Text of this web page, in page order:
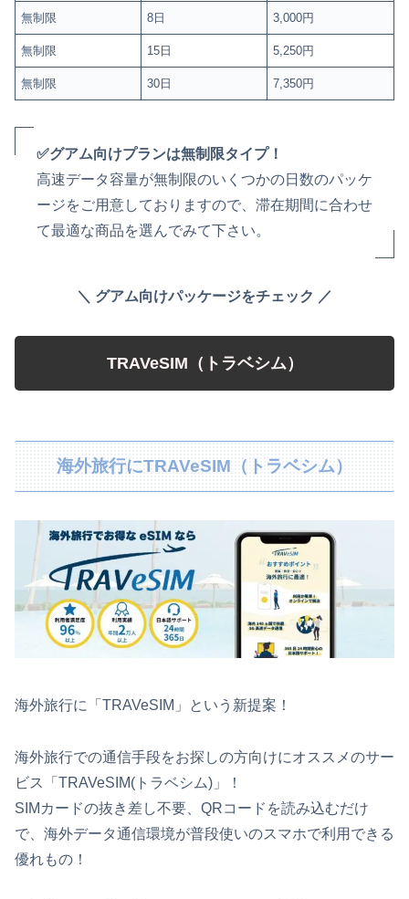
無制限 8日 3,000円
無制限 15日 5,250円
無制限 30日 7,350円
✅グアム向けプランは無制限タイプ！
高速データ容量が無制限のいくつかの日数のパッケ
ージをご用意しておりますので、滞在期間に合わせ
て最適な商品を選んでみて下さい。
＼ グアム向けパッケージをチェック ／
TRAVeSIM（トラベシム）
海外旅行にTRAVeSIM（トラベシム）
海外旅行に「TRAVeSIM」という新提案！
海外旅行での通信手段をお探しの方向けにオススメのサー
ビス「TRAVeSIM(トラベシム)」！
SIMカードの抜き差し不要、QRコードを読み込むだけ
で、海外データ通信環境が普段使いのスマホで利用できる
優れもの！